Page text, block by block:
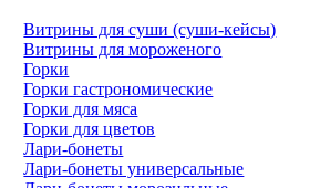
Витрины для суши (суши-кейсы)
Витрины для мороженого
Горки
Горки гастрономические
Горки для мяса
Горки для цветов
Лари-бонеты
Лари-бонеты универсальные